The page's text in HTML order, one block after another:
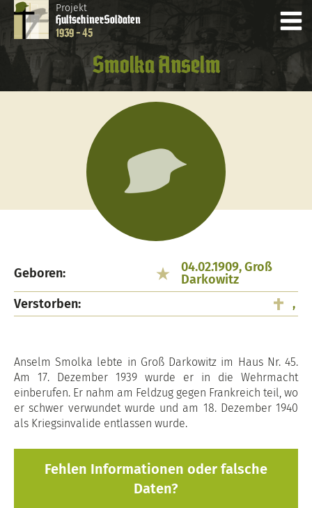
Projekt
HultschinerSoldaten
1939 - 45
Smolka Anselm
Geboren:
04.02.1909, Groß
Darkowitz
Verstorben:
,
Anselm Smolka lebte in Groß Darkowitz im Haus Nr. 45.
Am 17. Dezember 1939 wurde er in die Wehrmacht
einberufen. Er nahm am Feldzug gegen Frankreich teil, wo
er schwer verwundet wurde und am 18. Dezember 1940
als Kriegsinvalide entlassen wurde.
Fehlen Informationen oder falsche
Daten?